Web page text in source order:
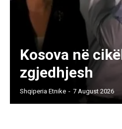
Kosova në
zgjedhjesh
Shqiperia Etnike - 7 August 2026